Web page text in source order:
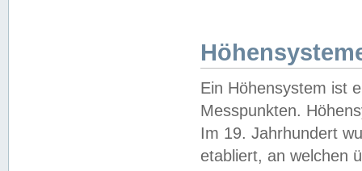
Ein Höhensystem ist
Messpunkten.
Im 19. Jahrhundert
etabliert, an welchen